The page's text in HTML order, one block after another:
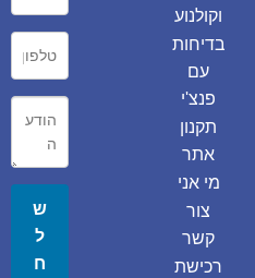
וקולנוע
בדיחות
עם
פנצ'י
תקנון
אתר
מי אני
צור
קשר
רכישת
ש
ל
ח